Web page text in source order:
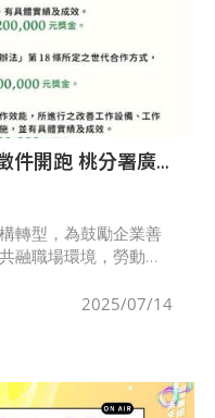
件開跑 桃分署廣
轉型，為鼓勵企業善
融職場環境，勞動部
部積極推動中高齡友
2025/07/14